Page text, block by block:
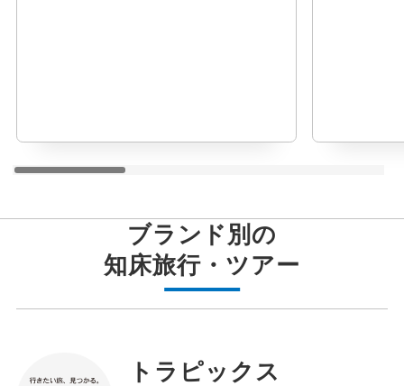
ブランド別の
知床旅行・ツアー
トラピックス